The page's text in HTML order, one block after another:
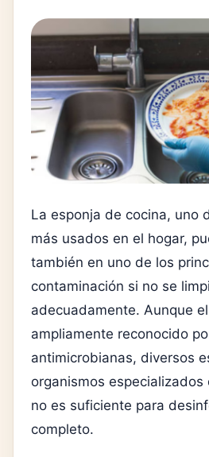
La esponja de cocina, uno
más usados en el hogar,
también en uno de los
contaminación si no se
adecuadamente. Aunque
ampliamente reconocido
antimicrobianas, diversos
organismos especializados
no es suficiente para
completo.